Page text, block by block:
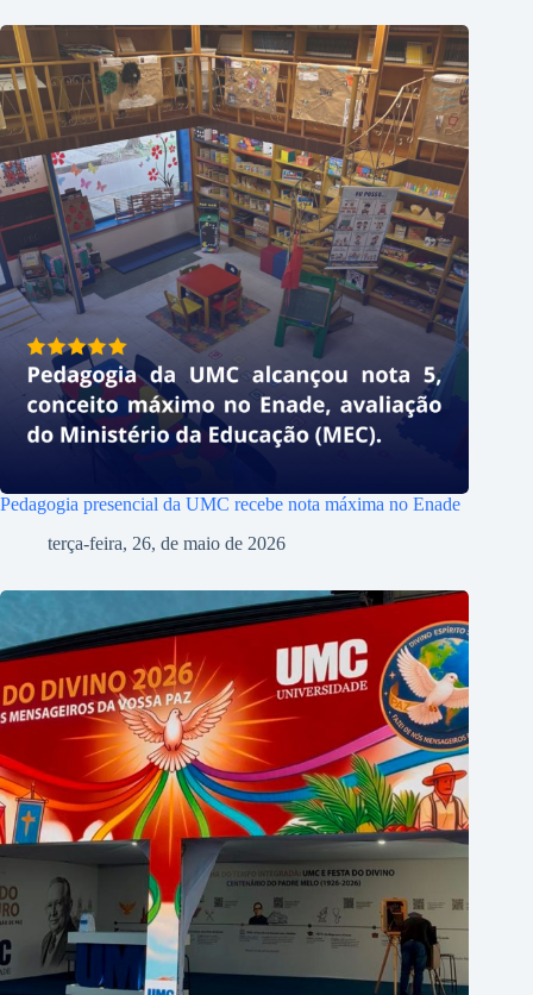
Pedagogia presencial da UMC recebe nota máxima no Enade
terça-feira, 26, de maio de 2026